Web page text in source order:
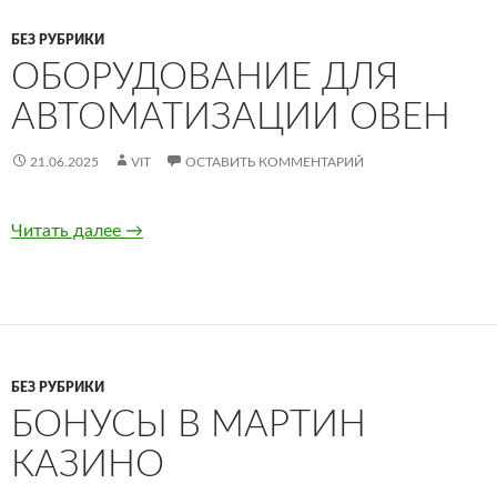
БЕЗ РУБРИКИ
ОБОРУДОВАНИЕ ДЛЯ
АВТОМАТИЗАЦИИ ОВЕН
21.06.2025 VIT ОСТАВИТЬ КОММЕНТАРИЙ
Читать далее Оборудование для автоматизации ОВЕН
→
БЕЗ РУБРИКИ
БОНУСЫ В МАРТИН
КАЗИНО